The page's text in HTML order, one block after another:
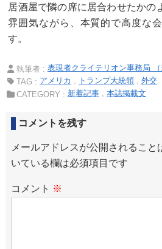
居酒屋で隣の席に居合わせたかの
雰囲気ながら、本質的で高度な
す。
執筆者 : 表現者クライテリオン事務局 （
TAG : アメリカ トランプ大統領
外交
CATEGORY : 新着記事 本誌掲載文
コメントを残す
メールアドレスが公開されること
いている欄は必須項目です
コメント ※